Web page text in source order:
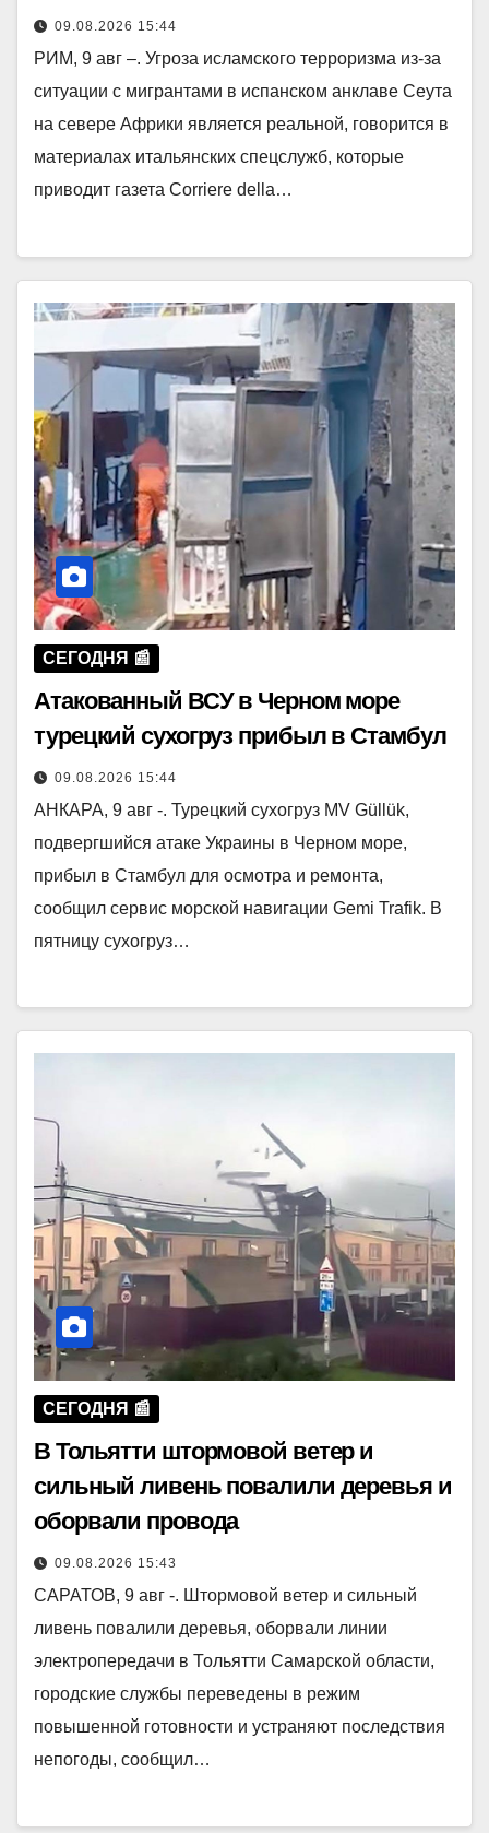
09.08.2026 15:44
РИМ, 9 авг –. Угроза исламского терроризма из-за
ситуации с мигрантами в испанском анклаве Сеута
на севере Африки является реальной, говорится в
материалах итальянских спецслужб, которые
приводит газета Corriere della…
СЕГОДНЯ 📰
Атакованный ВСУ в Черном море
турецкий сухогруз прибыл в Стамбул
09.08.2026 15:44
АНКАРА, 9 авг -. Турецкий сухогруз MV Güllük,
подвергшийся атаке Украины в Черном море,
прибыл в Стамбул для осмотра и ремонта,
сообщил сервис морской навигации Gemi Trafik. В
пятницу сухогруз…
СЕГОДНЯ 📰
В Тольятти штормовой ветер и
сильный ливень повалили деревья и
оборвали провода
09.08.2026 15:43
САРАТОВ, 9 авг -. Штормовой ветер и сильный
ливень повалили деревья, оборвали линии
электропередачи в Тольятти Самарской области,
городские службы переведены в режим
повышенной готовности и устраняют последствия
непогоды, сообщил…